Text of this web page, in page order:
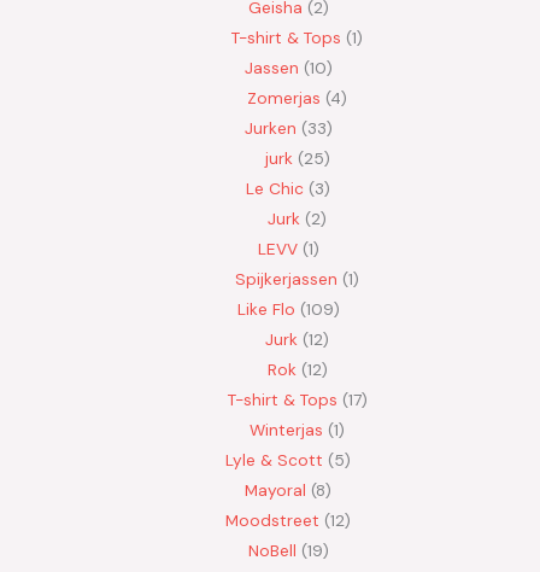
Geisha 2
T-shirt & Tops 1
Jassen 10
Zomerjas 4
Jurken 33
jurk 25
Le Chic 3
Jurk 2
LEVV 1
Spijkerjassen 1
Like Flo 109
Jurk 12
Rok 12
T-shirt & Tops 17
Winterjas 1
Lyle & Scott 5
Mayoral 8
Moodstreet 12
NoBell 19